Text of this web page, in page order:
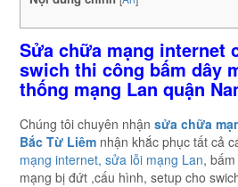
Sửa chữa mạng internet
swich thi công bấm dây
thống mạng Lan quận
Chúng tôi chuyên nhận sửa chữa
Bắc Từ Liêm nhận khắc phục tất cả
mạng internet, sửa lỗi mạng Lan,
mạng bị đứt ,cấu hình, setup cho